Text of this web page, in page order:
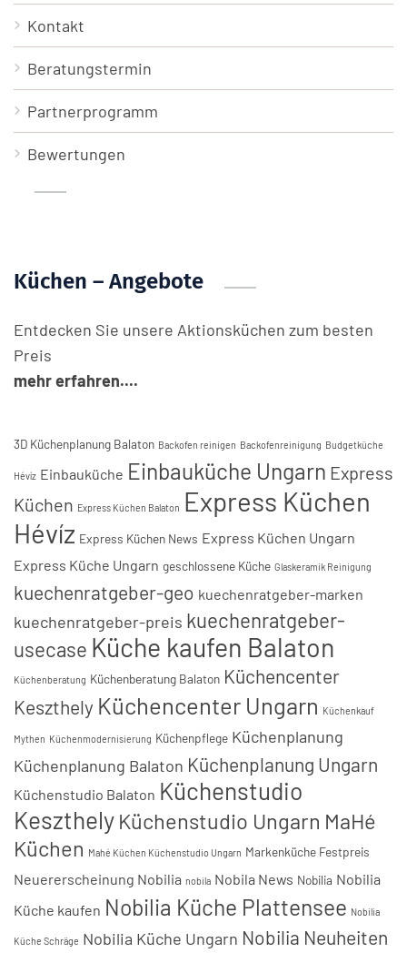
Kontakt
Beratungstermin
Partnerprogramm
Bewertungen
Küchen – Angebote
Entdecken Sie unsere Aktionsküchen zum besten
Preis
mehr erfahren....
3D Küchenplanung Balaton Backofen reinigen Backofenreinigung Budgetküche
Hévíz Einbauküche Einbauküche Ungarn Express
Küchen Express Küchen Balaton Express Küchen
Hévíz Express Küchen News Express Küchen Ungarn
Express Küche Ungarn geschlossene Küche Glaskeramik Reinigung
kuechenratgeber-geo kuechenratgeber-marken
kuechenratgeber-preis kuechenratgeber-
usecase Küche kaufen Balaton
Küchenberatung Küchenberatung Balaton Küchencenter
Keszthely Küchencenter Ungarn Küchenkauf
Mythen Küchenmodernisierung Küchenpflege Küchenplanung
Küchenplanung Balaton Küchenplanung Ungarn
Küchenstudio Balaton Küchenstudio
Keszthely Küchenstudio Ungarn MaHé
Küchen Mahé Küchen Küchenstudio Ungarn Markenküche Festpreis
Neuererscheinung Nobilia nobila Nobila News Nobilia Nobilia
Küche kaufen Nobilia Küche Plattensee Nobilia
Küche Schräge Nobilia Küche Ungarn Nobilia Neuheiten